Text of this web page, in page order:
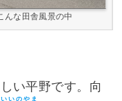
んな田舎風景の中
い平野です。向
いいのやま